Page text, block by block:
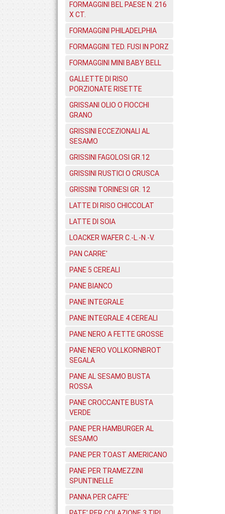
FORMAGGINI BEL PAESE N. 216
X CT.
FORMAGGINI PHILADELPHIA
FORMAGGINI TED. FUSI IN PORZ
FORMAGGINI MINI BABY BELL
GALLETTE DI RISO
PORZIONATE RISETTE
GRISSANI OLIO O FIOCCHI
GRANO
GRISSINI ECCEZIONALI AL
SESAMO
GRISSINI FAGOLOSI GR.12
GRISSINI RUSTICI O CRUSCA
GRISSINI TORINESI GR. 12
LATTE DI RISO CHICCOLAT
LATTE DI SOIA
LOACKER WAFER C.-L.-N.-V.
PAN CARRE'
PANE 5 CEREALI
PANE BIANCO
PANE INTEGRALE
PANE INTEGRALE 4 CEREALI
PANE NERO A FETTE GROSSE
PANE NERO VOLLKORNBROT
SEGALA
PANE AL SESAMO BUSTA
ROSSA
PANE CROCCANTE BUSTA
VERDE
PANE PER HAMBURGER AL
SESAMO
PANE PER TOAST AMERICANO
PANE PER TRAMEZZINI
SPUNTINELLE
PANNA PER CAFFE'